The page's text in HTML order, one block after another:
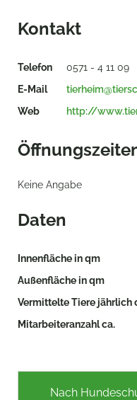
Kontakt
Telefon
0571 - 4 11 09
E-Mail
Web
http://
Keine Angabe
Daten
Innenfläche in qm
Außenfläche in qm
Vermittelte Tiere jährlich
Mitarbeiteranzahl ca.
Nach